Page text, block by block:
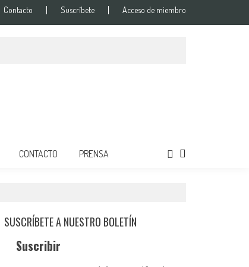
Contacto Suscríbete Acceso de miembro
CONTACTO PRENSA
SUSCRÍBETE A NUESTRO BOLETÍN
Suscribir